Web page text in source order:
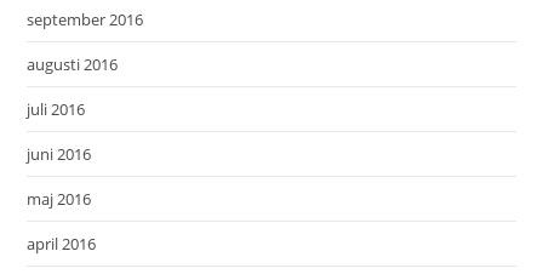
september 2016
augusti 2016
juli 2016
juni 2016
maj 2016
april 2016